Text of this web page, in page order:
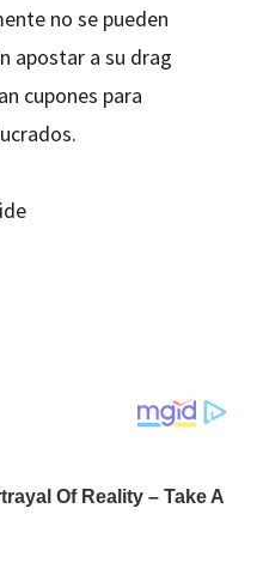
no se pueden
apostar a su drag
cupones para